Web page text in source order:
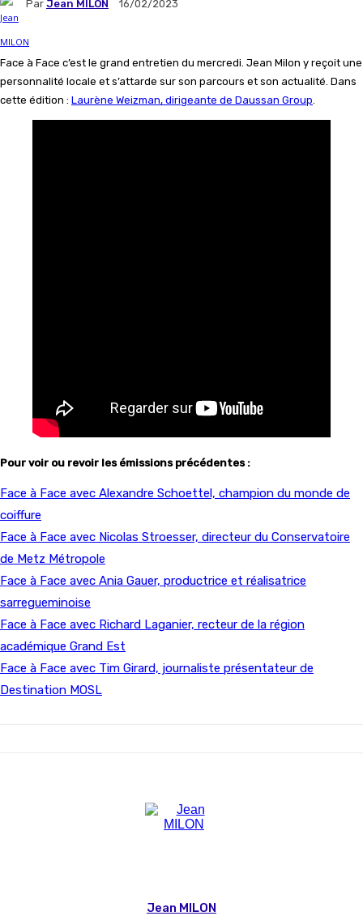
Par Jean MILON 16/02/2023
Face à Face c’est le grand entretien du mercredi. Jean Milon y reçoit une
personnalité locale et s’attarde sur son parcours et son actualité. Dans
cette édition : Laurène Weizman, dirigeante de Daussan Group.
Pour voir ou revoir les émissions précédentes :
Face à Face avec Alexandre Schoettel, champion du monde de
coiffure
Face à Face avec Nicolas Stroesser, directeur du Conservatoire
de Metz Métropole
Face à Face avec Ania Gauer, productrice et réalisatrice
sarregueminoise
Face à Face avec Richard Laganier, recteur de la région
académique Grand Est
Face à Face avec Tim Girard, journaliste présentateur de
Destination MOSL
Jean MILON